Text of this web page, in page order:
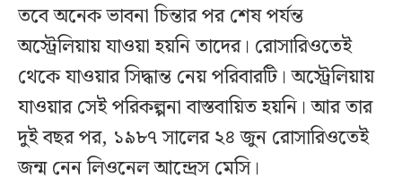
তবে অনেক ভাবনা চিন্তার পর শেষ পর্যন্ত
অস্ট্রেলিয়ায় যাওয়া হয়নি তাদের। রোসারিওতেই
থেকে যাওয়ার সিদ্ধান্ত নেয় পরিবারটি। অস্ট্রেলিয়ায়
যাওয়ার সেই পরিকল্পনা বাস্তবায়িত হয়নি। আর তার
দুই বছর পর, ১৯৮৭ সালের ২৪ জুন রোসারিওতেই
জন্ম নেন লিওনেল আন্দ্রেস মেসি।